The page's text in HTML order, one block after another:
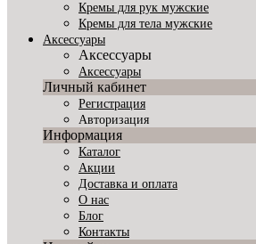
Кремы для рук мужские
Кремы для тела мужские
Аксессуары
Аксессуары
Аксессуары
Личный кабинет
Регистрация
Авторизация
Информация
Каталог
Акции
Доставка и оплата
О нас
Блог
Контакты